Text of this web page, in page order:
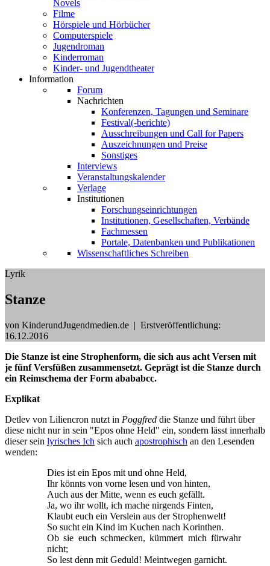
Novels
Filme
Hörspiele und Hörbücher
Computerspiele
Jugendroman
Kinderroman
Kinder- und Jugendtheater
Information
Forum
Nachrichten
Konferenzen, Tagungen und Seminare
Festival(-berichte)
Ausschreibungen und Call for Papers
Auszeichnungen und Preise
Sonstiges
Interviews
Veranstaltungskalender
Verlage
Institutionen
Forschungseinrichtungen
Institutionen, Gesellschaften, Verbände
Fachmessen
Portale, Datenbanken und Publikationen
Wissenschaftliches Schreiben
Lyrik
Stanze
von KinderundJugendmedien.de | Erstveröffentlichung:
16.12.2016
Die Stanze ist eine Strophenform, die sich aus acht Versen mit
je fünf Versfüßen zusammensetzt. Geprägt ist die Stanze durch
ein Reimschema der Form abababcc.
Explikat
Detlev von Liliencron nutzt in Poggfred die Stanze und führt über
diese nicht nur in sein "Epos ohne Held" ein, sondern lässt innerhalb
dieser sein lyrisches Ich sich auch apostrophisch an den Lesenden
wenden:
Dies ist ein Epos mit und ohne Held,
Ihr könnts von vorne lesen und von hinten,
Auch aus der Mitte, wenn es euch gefällt.
Ja, wo ihr wollt, ich mache nirgends Finten,
Klaubt euch ein Verslein aus der Strophenwelt!
So sucht ein Kind im Kuchen nach Korinthen.
Ob sie euch schmecken, kümmert mich fürwahr
nicht;
So lest denn mit Geduld! Meintwegen garnicht.